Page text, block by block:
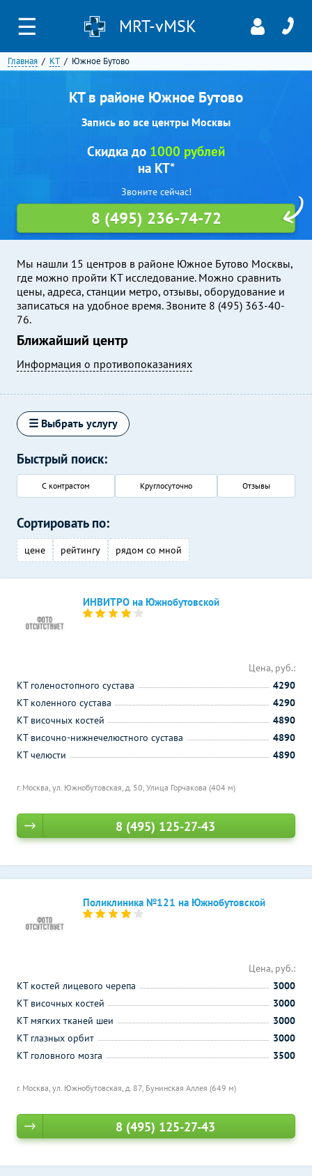
☰ MRT-vMSK
Главная КТ Южное Бутово
КТ в районе Южное Бутово
Запись во все центры Москвы
Мы нашли 15 центров в районе Южное Бутово Москвы,
где можно пройти КТ исследование. Можно сравнить
цены, адреса, станции метро, отзывы, оборудование и
записаться на удобное время. Звоните 8 (495) 363-40-
76.
Ближайший центр
Информация о противопоказаниях
Скидка до 1000 рублей
на КТ*
Звоните сейчас!
8 (495) 236-74-72
☰ Выбрать услугу
Быстрый поиск:
С контрастом Круглосуточно Отзывы
Сортировать по:
цене рейтингу рядом со мной
ИНВИТРО на Южнобутовской
г. Москва, ул. Южнобутовская, д. 50, Улица Горчакова (404 м)
Цена, руб.:
КТ голеностопного сустава
4290
КТ коленного сустава
4290
КТ височных костей
4890
КТ височно-нижнечелюстного сустава
4890
КТ челюсти
4890
8 (495) 125-27-43
Поликлиника №121 на Южнобутовской
г. Москва, ул. Южнобутовская, д. 87, Бунинская Аллея (649 м)
Цена, руб.:
КТ костей лицевого черепа
3000
КТ височных костей
3000
КТ мягких тканей шеи
3000
КТ глазных орбит
3000
КТ головного мозга
3500
8 (495) 125-27-43